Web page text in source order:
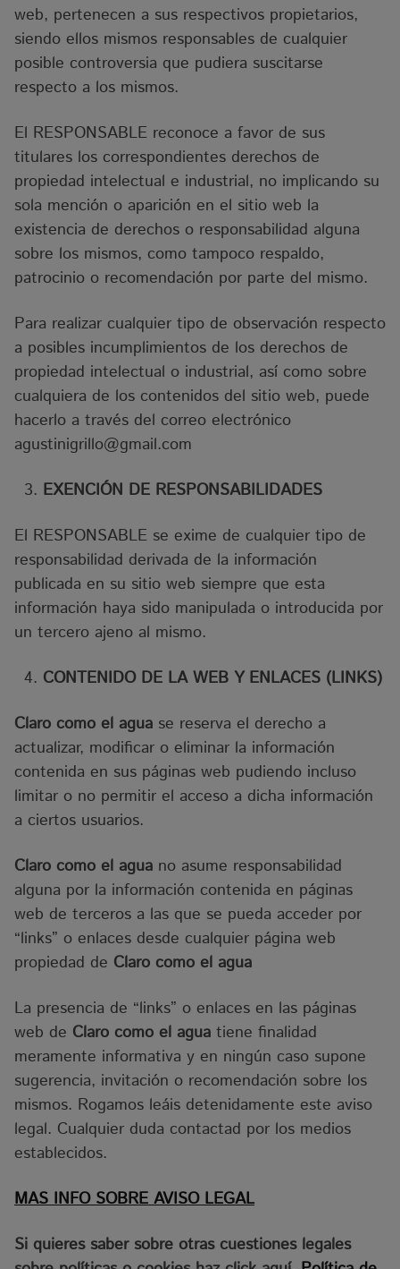
web, pertenecen a sus respectivos propietarios,
siendo ellos mismos responsables de cualquier
posible controversia que pudiera suscitarse
respecto a los mismos.
El RESPONSABLE reconoce a favor de sus
titulares los correspondientes derechos de
propiedad intelectual e industrial, no implicando su
sola mención o aparición en el sitio web la
existencia de derechos o responsabilidad alguna
sobre los mismos, como tampoco respaldo,
patrocinio o recomendación por parte del mismo.
Para realizar cualquier tipo de observación respecto
a posibles incumplimientos de los derechos de
propiedad intelectual o industrial, así como sobre
cualquiera de los contenidos del sitio web, puede
hacerlo a través del correo electrónico
agustinigrillo@gmail.com
EXENCIÓN DE RESPONSABILIDADES
El RESPONSABLE se exime de cualquier tipo de
responsabilidad derivada de la información
publicada en su sitio web siempre que esta
información haya sido manipulada o introducida por
un tercero ajeno al mismo.
CONTENIDO DE LA WEB Y ENLACES (LINKS)
Claro como el agua se reserva el derecho a
actualizar, modificar o eliminar la información
contenida en sus páginas web pudiendo incluso
limitar o no permitir el acceso a dicha información
a ciertos usuarios.
Claro como el agua no asume responsabilidad
alguna por la información contenida en páginas
web de terceros a las que se pueda acceder por
“links” o enlaces desde cualquier página web
propiedad de Claro como el agua
La presencia de “links” o enlaces en las páginas
web de Claro como el agua tiene finalidad
meramente informativa y en ningún caso supone
sugerencia, invitación o recomendación sobre los
mismos. Rogamos leáis detenidamente este aviso
legal. Cualquier duda contactad por los medios
establecidos.
MAS INFO SOBRE AVISO LEGAL
Si quieres saber sobre otras cuestiones legales